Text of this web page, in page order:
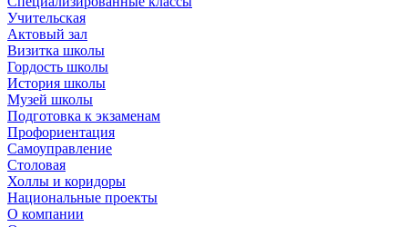
Учительская
Актовый зал
Визитка школы
Гордость школы
История школы
Музей школы
Подготовка к экзаменам
Профориентация
Самоуправление
Столовая
Холлы и коридоры
Национальные проекты
О компании